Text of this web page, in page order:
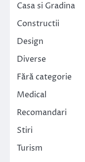
Casa si Gradina
Constructii
Design
Diverse
Fără categorie
Medical
Recomandari
Stiri
Turism